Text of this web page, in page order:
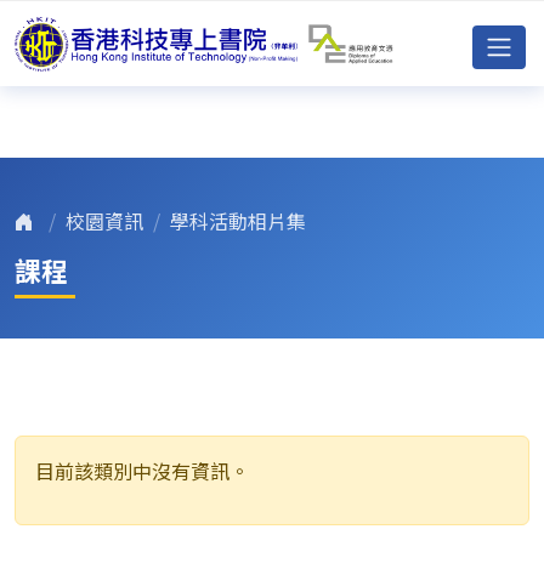
校園資訊 學科活動相片集
課程
目前該類別中沒有資訊。